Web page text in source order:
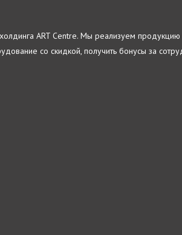
ART Centre. Мы реализуем
со скидкой, получить бонусы за